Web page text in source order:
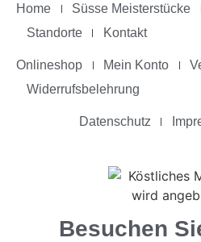
Home Süsse Meisterstücke
Standorte
Kontakt
Onlineshop Mein Konto
Widerrufsbelehrung
Datenschutz
Besuchen